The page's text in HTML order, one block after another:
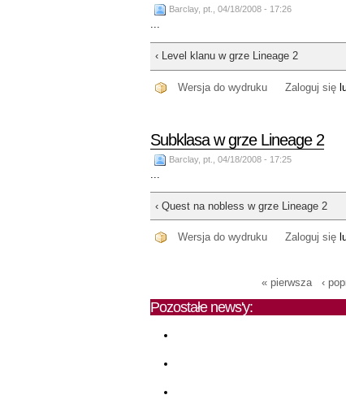
Barclay, pt., 04/18/2008 - 17:26
...
‹ Level klanu w grze Lineage 2
Wersja do wydruku Zaloguj się
Subklasa w grze Lineage 2
Barclay, pt., 04/18/2008 - 17:25
‹ Quest na nobless w grze Lineage 2
Wersja do wydruku Zaloguj się
« pierwsza ‹
Pozostałe news'y: